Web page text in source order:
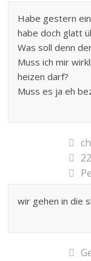
Habe gestern
habe doch glatt
Was soll denn
Muss ich mir
heizen darf?
Muss es ja eh
wir gehen in die